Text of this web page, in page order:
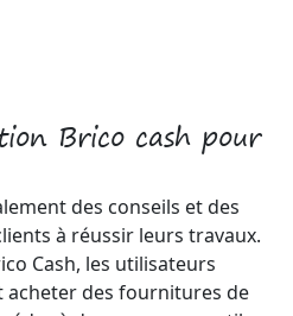
Brico cash pour
des conseils et des
à réussir leurs travaux.
Cash, les utilisateurs
acheter des fournitures de